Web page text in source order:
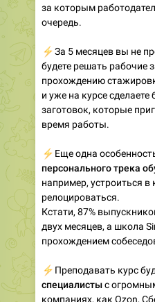
за которым
очередь.
За 5 месяцев вы не
будете решать рабочие
прохождению
и уже на курсе
заготовок, которые
время работы.
Еще одна
персонального трека
например, устроиться
релоцироваться.
Кстати, 87%
двух месяцев, а школа
прохождением
Преподавать курс
специалистыс
компаниях, как Ozon,